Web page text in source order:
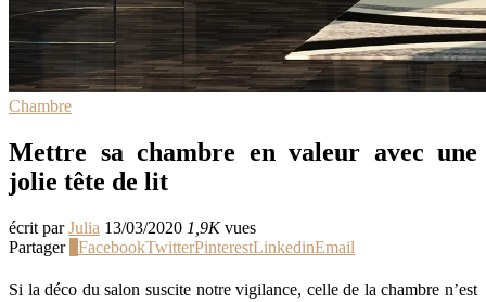
Chambre
Mettre sa chambre en valeur avec une
jolie tête de lit
écrit parJulia 13/03/2020 1,9Kvues
Partager
FacebookTwitterPinterestLinkedinEmail
Si la déco du salon suscite notre vigilance, celle de la chambre n’est